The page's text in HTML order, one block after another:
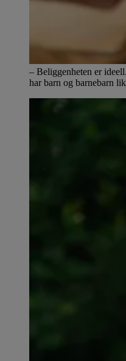
– Beliggenheten er
har barn og barnebarn